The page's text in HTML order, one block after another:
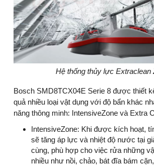
Hệ thống thủy lực Extraclean
Bosch SMD8TCX04E Serie 8 được thiết
quả nhiều loại vật dụng với độ bẩn khác
năng thông minh: IntensiveZone và Extra
IntensiveZone: Khi được kích hoạt,
sẽ tăng áp lực và nhiệt độ nước tại
cùng, phù hợp cho việc rửa những
nhiều như nồi, chảo, bát đĩa bám